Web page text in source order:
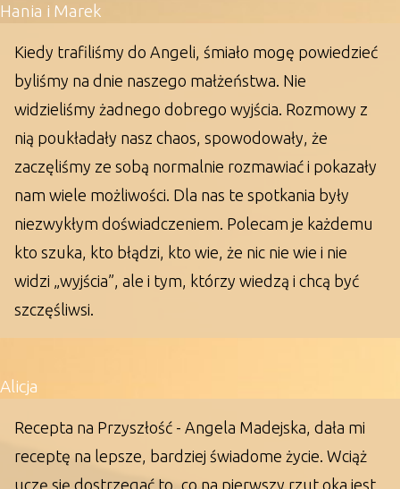
Hania i Marek
Kiedy trafiliśmy do Angeli, śmiało mogę powiedzieć
byliśmy na dnie naszego małżeństwa. Nie
widzieliśmy żadnego dobrego wyjścia. Rozmowy z
nią poukładały nasz chaos, spowodowały, że
zaczęliśmy ze sobą normalnie rozmawiać i pokazały
nam wiele możliwości. Dla nas te spotkania były
niezwykłym doświadczeniem. Polecam je każdemu
kto szuka, kto błądzi, kto wie, że nic nie wie i nie
widzi „wyjścia”, ale i tym, którzy wiedzą i chcą być
szczęśliwsi.
Alicja
Recepta na Przyszłość - Angela Madejska, dała mi
receptę na lepsze, bardziej świadome życie. Wciąż
uczę się dostrzegać to, co na pierwszy rzut oka jest